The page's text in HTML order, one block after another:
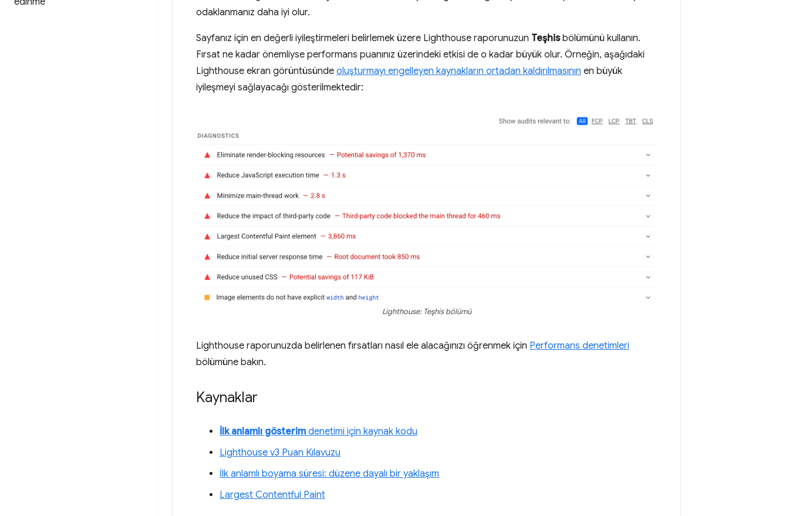
odaklanmanız daha iyi olur.
Sayfanız için en değerli iyileştirmeleri belirlemek üzere Lighthouse raporunuzun Teşhisbölümünü kullanın.
Fırsat ne kadar önemliyse performans puanınız üzerindeki etkisi de o kadar büyük olur. Örneğin, aşağıdaki
Lighthouse ekran görüntüsünde oluşturmayı engelleyen kaynakların ortadan kaldırılmasının en büyük
iyileşmeyi sağlayacağı gösterilmektedir:
Lighthouse: Teşhis bölümü
Lighthouse raporunuzda belirlenen fırsatları nasıl ele alacağınızı öğrenmek için Performans denetimleri
bölümüne bakın.
Kaynaklar
İlk anlamlı gösterim denetimi için kaynak kodu
Lighthouse v3 Puan Kılavuzu
İlk anlamlı boyama süresi: düzene dayalı bir yaklaşım
Largest Contentful Paint